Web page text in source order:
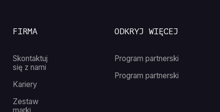
FIRMA
Skontaktuj
się z nami
Kariery
Zestaw
marki
ODKRYJ WIĘCEJ
Program partnerski
Program partnerski